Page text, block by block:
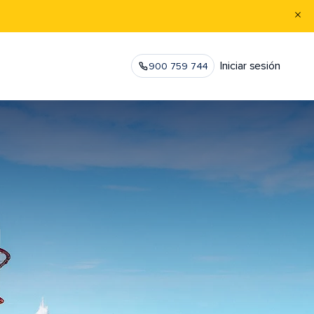
900 759 744 Iniciar sesión